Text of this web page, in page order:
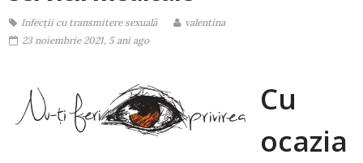
Infecții cu transmitere sexuală
valentina
23 noiembrie 2021, 5 ani ago
Cu
ocazia